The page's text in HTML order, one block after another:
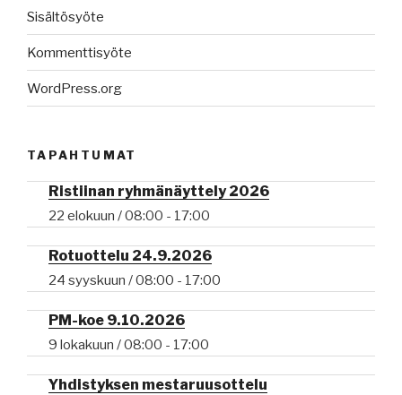
Sisältösyöte
Kommenttisyöte
WordPress.org
TAPAHTUMAT
Ristiinan ryhmänäyttely 2026
22 elokuun / 08:00 - 17:00
Rotuottelu 24.9.2026
24 syyskuun / 08:00 - 17:00
PM-koe 9.10.2026
9 lokakuun / 08:00 - 17:00
Yhdistyksen mestaruusottelu